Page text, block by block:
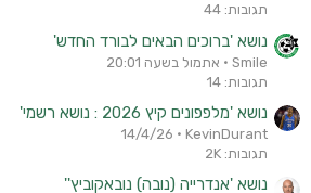
תגובות: 44
נושא 'ברוכים הבאים לבורד החדש'
Smile
אתמול בשעה 20:01
תגובות: 14
נושא 'מלפפונים קיץ 2026 : נושא רשמי'
KevinDurant
14/4/26
תגובות: 2K
נושא 'אנדרייה (נובה) נובאקוביץ''